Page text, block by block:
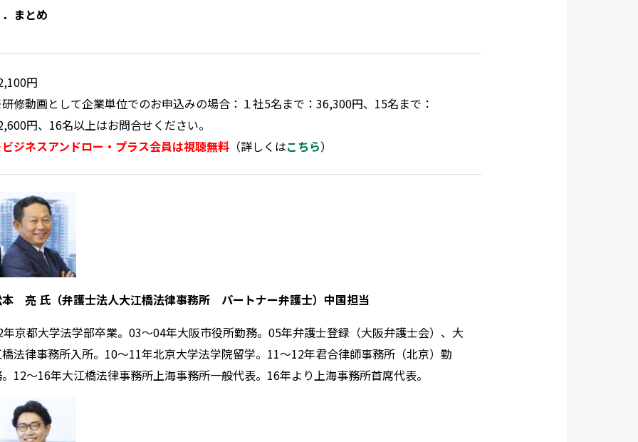
まとめ
円
修動画として企業単位でのお申込みの場合：１社5名まで：36,300円、15名まで：
円、16名以上はお問合せください。
ジネスアンドロー・プラス会員は視聴無料 （詳しくはこちら）
亮 氏（弁護士法人大江橋法律事務所 パートナー弁護士）中国担当
年京都大学法学部卒業。03～04年大阪市役所勤務。05年弁護士登録（大阪弁護士会）、大
法律事務所入所。10～11年北京大学法学院留学。11～12年君合律師事務所（北京）勤
12～16年大江橋法律事務所上海事務所一般代表。16年より上海事務所首席代表。